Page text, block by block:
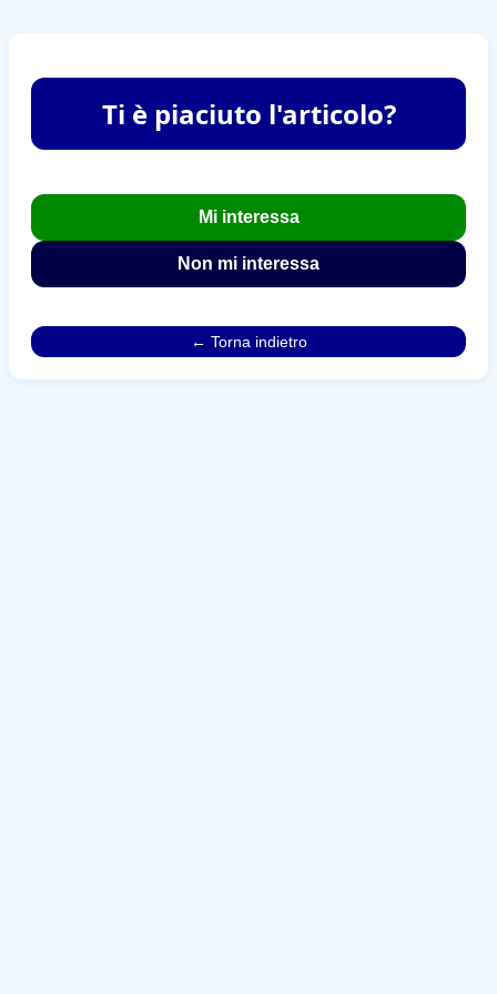
Ti è piaciuto l'articolo?
Mi interessa
Non mi interessa
← Torna indietro